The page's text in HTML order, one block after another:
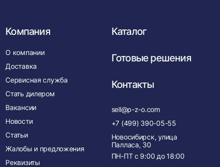
Компания
О компании
Доставка
Сервисная служба
Стать дилером
Вакансии
Новости
Статьи
Жалобы и предложения
Реквизиты
Каталог
Готовые решения
Контакты
sell@p-z-o.com
+7 (499) 390-05-55
Новосибирск, улица
Палласа, 30
ПН-ПТ с 9:00 до 18:00